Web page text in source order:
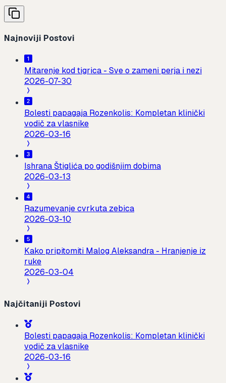
Najnoviji Postovi
Mitarenje kod tigrica - Sve o zameni perja i nezi
2026-07-30
Bolesti papagaja Rozenkolis: Kompletan klinički
vodič za vlasnike
2026-03-16
Ishrana Štiglića po godišnjim dobima
2026-03-13
Razumevanje cvrkuta zebica
2026-03-10
Kako pripitomiti Malog Aleksandra - Hranjenje iz
ruke
2026-03-04
Najčitaniji Postovi
Bolesti papagaja Rozenkolis: Kompletan klinički
vodič za vlasnike
2026-03-16